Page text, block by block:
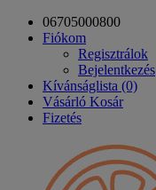
06705000800
Fiókom
Regisztrálok
Bejelentkezés
Kívánságlista (0)
Vásárló Kosár
Fizetés